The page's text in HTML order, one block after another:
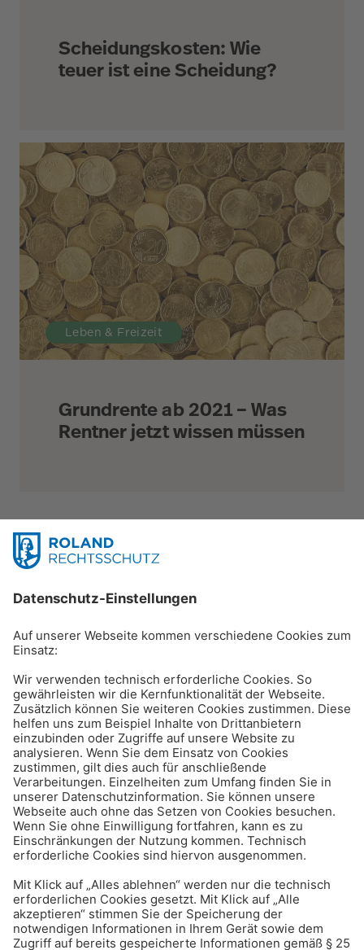
Scheidungskosten: Wie
teuer ist eine Scheidung?
Leben & Freizeit
Grundrente ab 2021 – Was
Rentner jetzt wissen müssen
Produkte
Beratung
Service
Unternehmen
4,8